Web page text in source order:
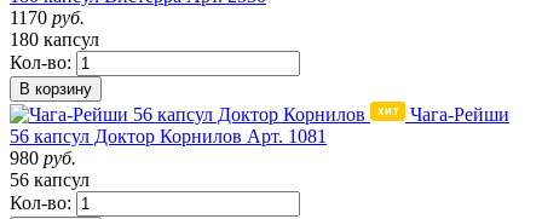
1170 руб.
180 капсул
Кол-во:
В корзину
Чага-Рейши
56 капсул Доктор Корнилов Арт. 1081
980 руб.
56 капсул
Кол-во: